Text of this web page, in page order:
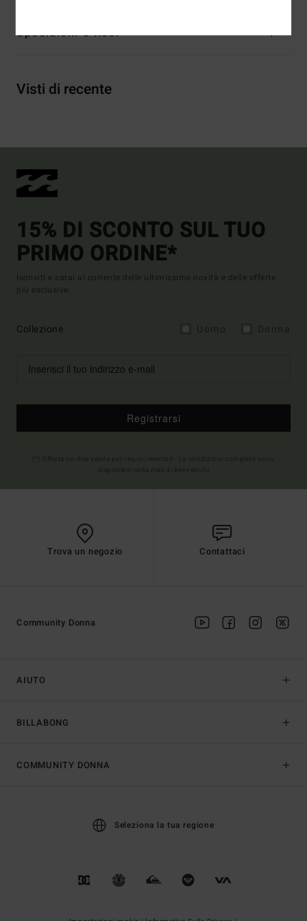
Spedizioni e Resi
Visti di recente
15% DI SCONTO SUL TUO
PRIMO ORDINE*
Iscriviti e sarai al corrente delle ultimissime novità e delle offerte
più esclusive.
Collezione
Registrarsi
Trova un negozio Contattaci
AIUTO
BILLABONG
Community Donna
COMMUNITY DONNA
Seleziona la tua regione